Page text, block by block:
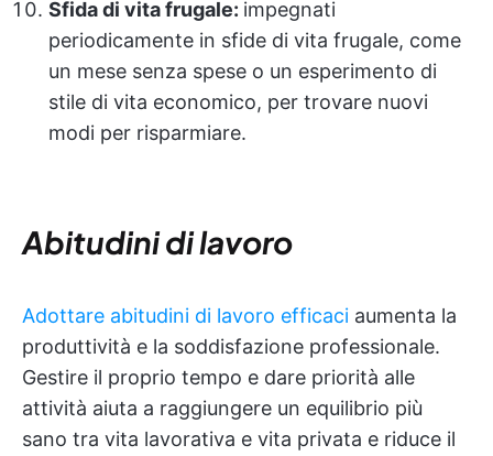
Sfida di vita frugale: impegnati
periodicamente in sfide di vita frugale, come
un mese senza spese o un esperimento di
stile di vita economico, per trovare nuovi
modi per risparmiare.
Abitudini di lavoro
Adottare abitudini di lavoro efficaci aumenta la
produttività e la soddisfazione professionale.
Gestire il proprio tempo e dare priorità alle
attività aiuta a raggiungere un equilibrio più
sano tra vita lavorativa e vita privata e riduce il